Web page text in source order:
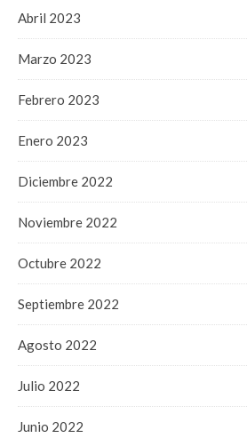
Abril 2023
Marzo 2023
Febrero 2023
Enero 2023
Diciembre 2022
Noviembre 2022
Octubre 2022
Septiembre 2022
Agosto 2022
Julio 2022
Junio 2022